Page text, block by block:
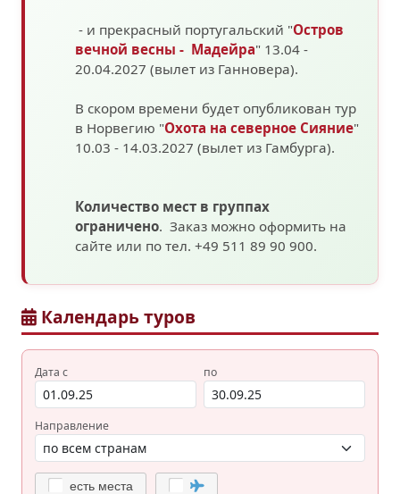
- и прекрасный португальский "Остров
вечной весны - Мадейра" 13.04 -
20.04.2027 (вылет из Ганновера).
В скором времени будет опубликован тур
в Норвегию "Охота на северное Сияние"
10.03 - 14.03.2027 (вылет из Гамбурга).
Количество мест в группах
ограничено. Заказ можно оформить на
сайте или по тел. +49 511 89 90 900.
Календарь туров
Дата с по
Направление
есть места